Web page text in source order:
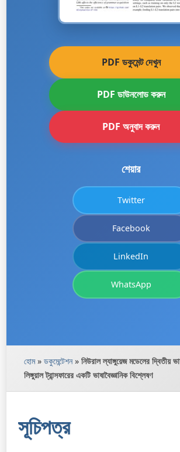
PDF ডকুমেন্ট দেখুন
PDF ডাউনলোড করুন
PDF অনুবাদ করুন
শেয়ার
Twitter
Facebook
LinkedIn
WhatsApp
হোম» ডকুমেন্টেশন» নিউরাল ল্যাঙ্গুয়েজ মডেলের দ্বিতীয়
লিঙ্গুয়াল ট্রান্সফারের একটি ভাষাবৈজ্ঞানিক বিশ্লেষণ
সূচিপত্র